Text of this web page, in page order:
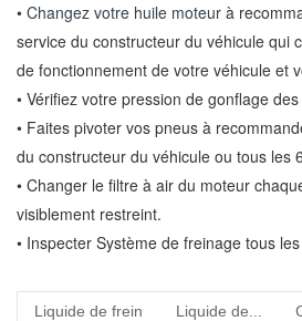
• Changez votre huile moteur à
service du constructeur du véhicule qui
de fonctionnement de votre véhicule et
• Vérifiez votre pression de gonflage
• Faites pivoter vos pneus à
du constructeur du véhicule ou tous les
• Changer le filtre à air du moteur
visiblement restreint.
• Inspecter Système de freinage tous
Liquide de frein Liquide de...